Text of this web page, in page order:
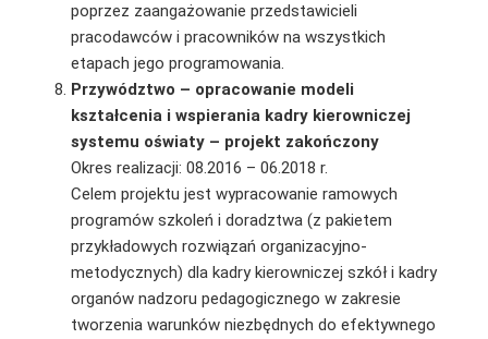
poprzez zaangażowanie przedstawicieli
pracodawców i pracowników na wszystkich
etapach jego programowania.
Przywództwo – opracowanie modeli
kształcenia i wspierania kadry kierowniczej
systemu oświaty – projekt zakończony
Okres realizacji: 08.2016 – 06.2018 r.
Celem projektu jest wypracowanie ramowych
programów szkoleń i doradztwa (z pakietem
przykładowych rozwiązań organizacyjno-
metodycznych) dla kadry kierowniczej szkół i kadry
organów nadzoru pedagogicznego w zakresie
tworzenia warunków niezbędnych do efektywnego